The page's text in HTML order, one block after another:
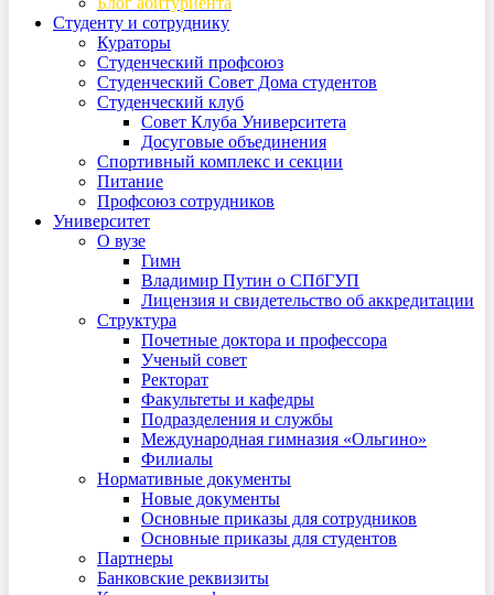
Студенту и сотруднику
Кураторы
Студенческий профсоюз
Студенческий Совет Дома студентов
Студенческий клуб
Совет Клуба Университета
Досуговые объединения
Спортивный комплекс и секции
Питание
Профсоюз сотрудников
Университет
О вузе
Гимн
Владимир Путин о СПбГУП
Лицензия и свидетельство об аккредитации
Структура
Почетные доктора и профессора
Ученый совет
Ректорат
Факультеты и кафедры
Подразделения и службы
Международная гимназия «Ольгино»
Филиалы
Нормативные документы
Новые документы
Основные приказы для сотрудников
Основные приказы для студентов
Партнеры
Банковские реквизиты